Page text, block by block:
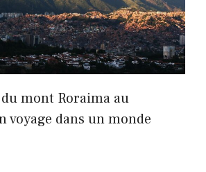
mont Roraima au
voyage dans un monde